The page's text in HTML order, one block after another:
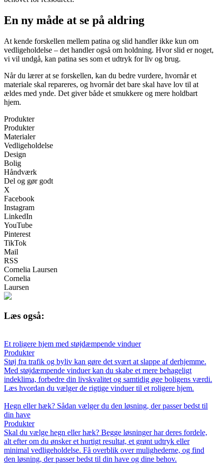
En ny måde at se på aldring
At kende forskellen mellem patina og slid handler ikke kun om
vedligeholdelse – det handler også om holdning. Hvor slid er noget,
vi vil undgå, kan patina ses som et udtryk for liv og brug.
Når du lærer at se forskellen, kan du bedre vurdere, hvornår et
materiale skal repareres, og hvornår det bare skal have lov til at
ældes med ynde. Det giver både et smukkere og mere holdbart
hjem.
Produkter
Produkter
Materialer
Vedligeholdelse
Design
Bolig
Håndværk
Del og gør godt
X
Facebook
Instagram
LinkedIn
YouTube
Pinterest
TikTok
Mail
RSS
Cornelia Laursen
Cornelia
Laursen
Læs også:
Et roligere hjem med støjdæmpende vinduer
Produkter
Støj fra trafik og byliv kan gøre det svært at slappe af derhjemme.
Med støjdæmpende vinduer kan du skabe et mere behageligt
indeklima, forbedre din livskvalitet og samtidig øge boligens værdi.
Læs hvordan du vælger de rigtige vinduer til et roligere hjem.
Hegn eller hæk? Sådan vælger du den løsning, der passer bedst til
din have
Produkter
Skal du vælge hegn eller hæk? Begge løsninger har deres fordele,
alt efter om du ønsker et hurtigt resultat, et grønt udtryk eller
minimal vedligeholdelse. Få overblik over mulighederne, og find
den løsning, der passer bedst til din have og dine behov.